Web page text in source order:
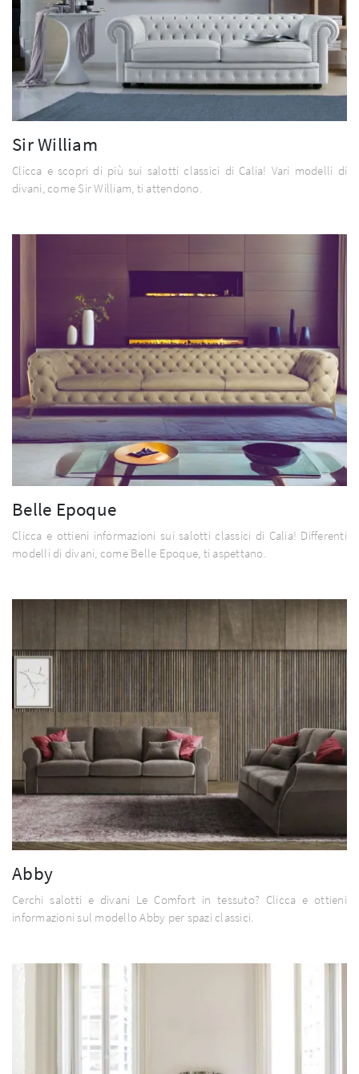
Sir William
Clicca e scopri di più sui salotti classici di Calia! Vari modelli di
divani, come Sir William, ti attendono.
Belle Epoque
Clicca e ottieni informazioni sui salotti classici di Calia! Differenti
modelli di divani, come Belle Epoque, ti aspettano.
Abby
Cerchi salotti e divani Le Comfort in tessuto? Clicca e ottieni
informazioni sul modello Abby per spazi classici.